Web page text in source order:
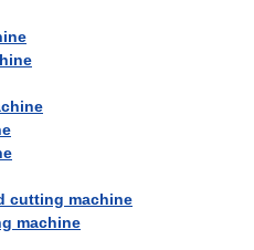
cutting machine
machine